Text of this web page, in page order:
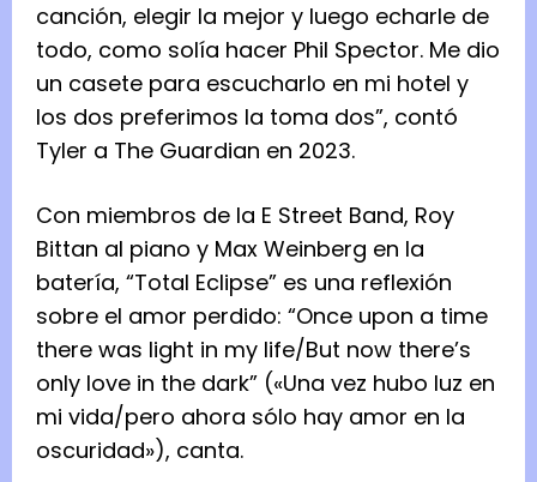
canción, elegir la mejor y luego echarle de
todo, como solía hacer Phil Spector. Me dio
un casete para escucharlo en mi hotel y
los dos preferimos la toma dos”, contó
Tyler a The Guardian en 2023.
Con miembros de la E Street Band, Roy
Bittan al piano y Max Weinberg en la
batería, “Total Eclipse” es una reflexión
sobre el amor perdido: “Once upon a time
there was light in my life/But now there’s
only love in the dark” («Una vez hubo luz en
mi vida/pero ahora sólo hay amor en la
oscuridad»), canta.